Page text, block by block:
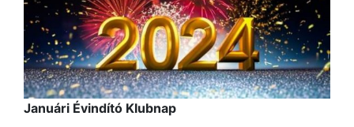
Januári Évindító Klubnap